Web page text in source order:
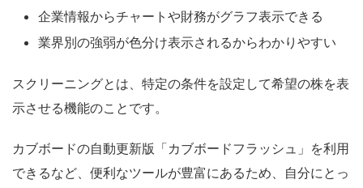
企業情報からチャートや財務がグラフ表示できる
業界別の強弱が色分け表示されるからわかりやすい
スクリーニングとは、特定の条件を設定して希望の株を表
示させる機能のことです。
カブボードの自動更新版「カブボードフラッシュ」を利用
できるなど、便利なツールが豊富にあるため、自分にとっ